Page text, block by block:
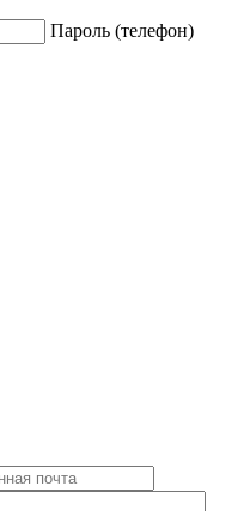
Пароль (телефон)